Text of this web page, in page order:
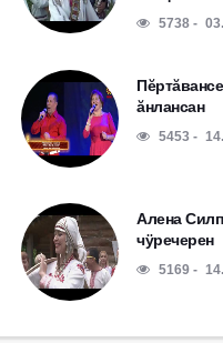
5738
ăнлансан
5453
Алена
чÿречерен
5169